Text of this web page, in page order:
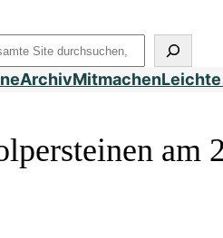
ArchivMitmachen
am